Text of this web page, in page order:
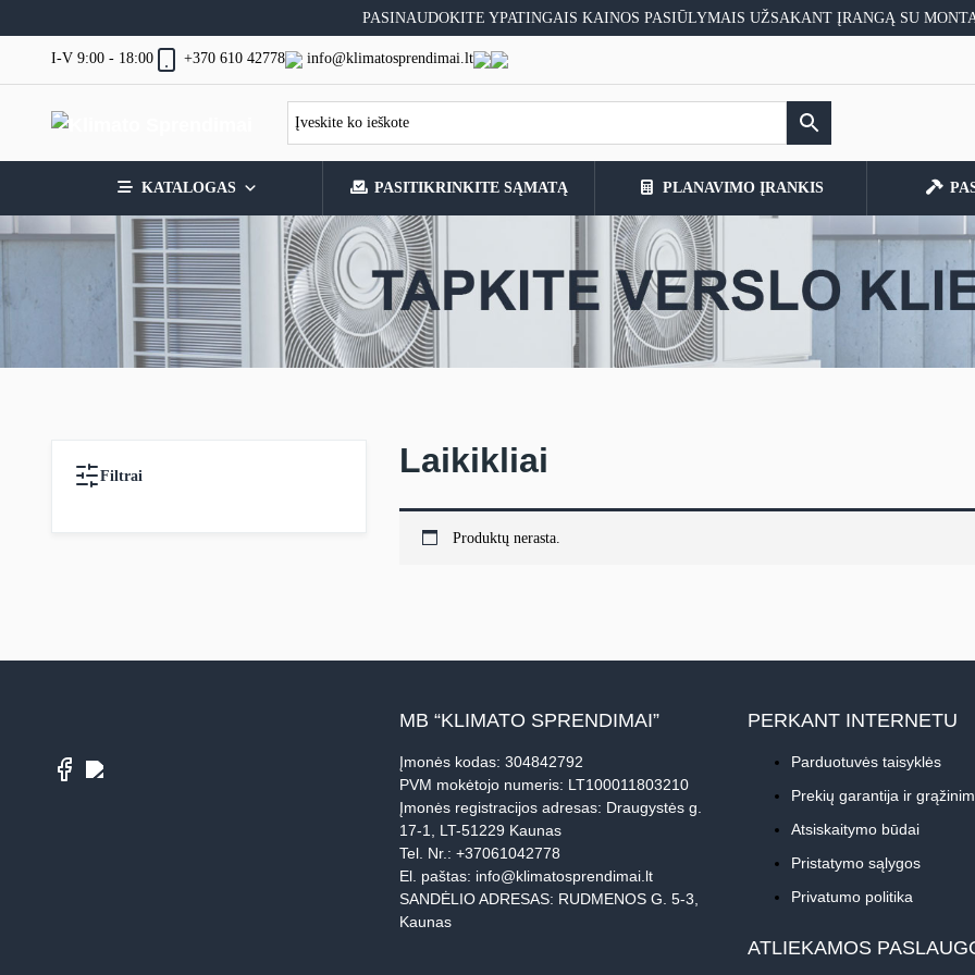
to
PASINAUDOKITE YPATINGAIS KAINOS PASIŪLYMAIS UŽSAKANT ĮRANGĄ SU
I-V 9:00 - 18:00 +370 610 42778 info@klimatosprendimai.lt
KATALOGAS PASITIKRINKITE SĄMATĄ PLANAVIMO ĮRANKIS
Filtrai Laikikliai
Produktų nerasta.
MB “KLIMATO SPRENDIMAI”
Įmonės kodas: 304842792
PVM mokėtojo numeris: LT100011803210
Įmonės registracijos adresas: Draugystės g.
17-1, LT-51229 Kaunas
Tel. Nr.: +37061042778
El. paštas: info@klimatosprendimai.lt
SANDĖLIO ADRESAS: RUDMENOS G. 5-3,
Kaunas
PERKANT INTERNETU
Parduotuvės taisyklės
Prekių garantija ir
Atsiskaitymo būdai
Pristatymo sąlygos
Privatumo politika
ATLIEKAMOS